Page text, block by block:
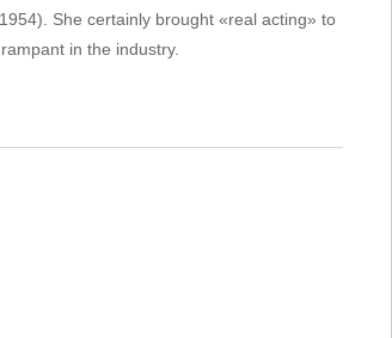
She certainly brought «real acting» to
in the industry.